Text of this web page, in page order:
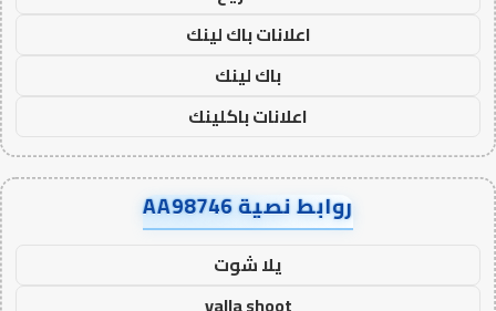
اعلانات باك لينك
باك لينك
اعلانات باكلينك
روابط نصية AA98746
يلا شوت